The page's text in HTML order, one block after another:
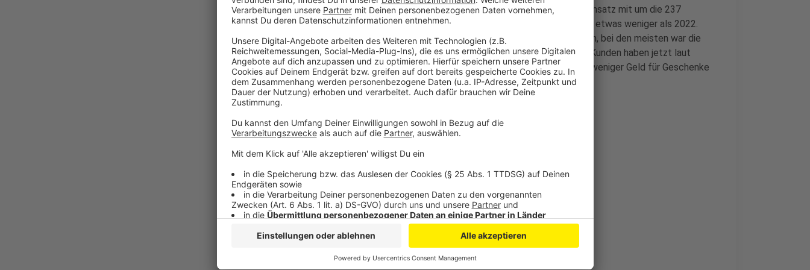
Für Leverkusen erwartet der Handelsverband einen Weihnachtsumsatz mit um die 237
Millionen Euro – deutlich mehr als im vergangenen Jahr, aber noch etwas weniger als 2022.
Auch für die umliegenden Städte gibt es optimistische Prognosen, bei den meisten war die
vergangene Wintersaison wirtschaftlich kein großer Erfolg. Viele Kunden haben jetzt laut
Umfragen aber Lust, einzukaufen, und planen auf jeden Fall nicht weniger Geld für Geschenke
auszugeben als im Vorjahr.
Weitere Meldungen aus Leverkusen
Fußball: Bayer Leverkusen mit Erfolg bei Union Berlin
Leverkusener Elternrat äußert sich zu Entwurf für Kitas
Seltsamer Geruch? EVL Leverkusen testet Gasleitungen